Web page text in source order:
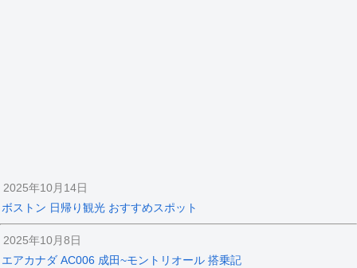
2025年10月14日
ボストン 日帰り観光 おすすめスポット
2025年10月8日
エアカナダ AC006 成田~モントリオール 搭乗記